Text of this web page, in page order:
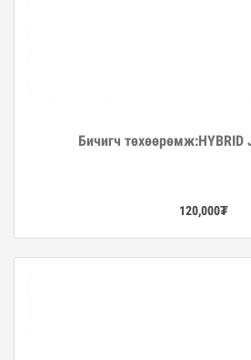
Дэлгэрэнгүй
Бичигч төхөөрөмж:HYBRID
120,000₮